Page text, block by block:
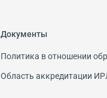
Документы
Политика в отношении
Область аккредитации